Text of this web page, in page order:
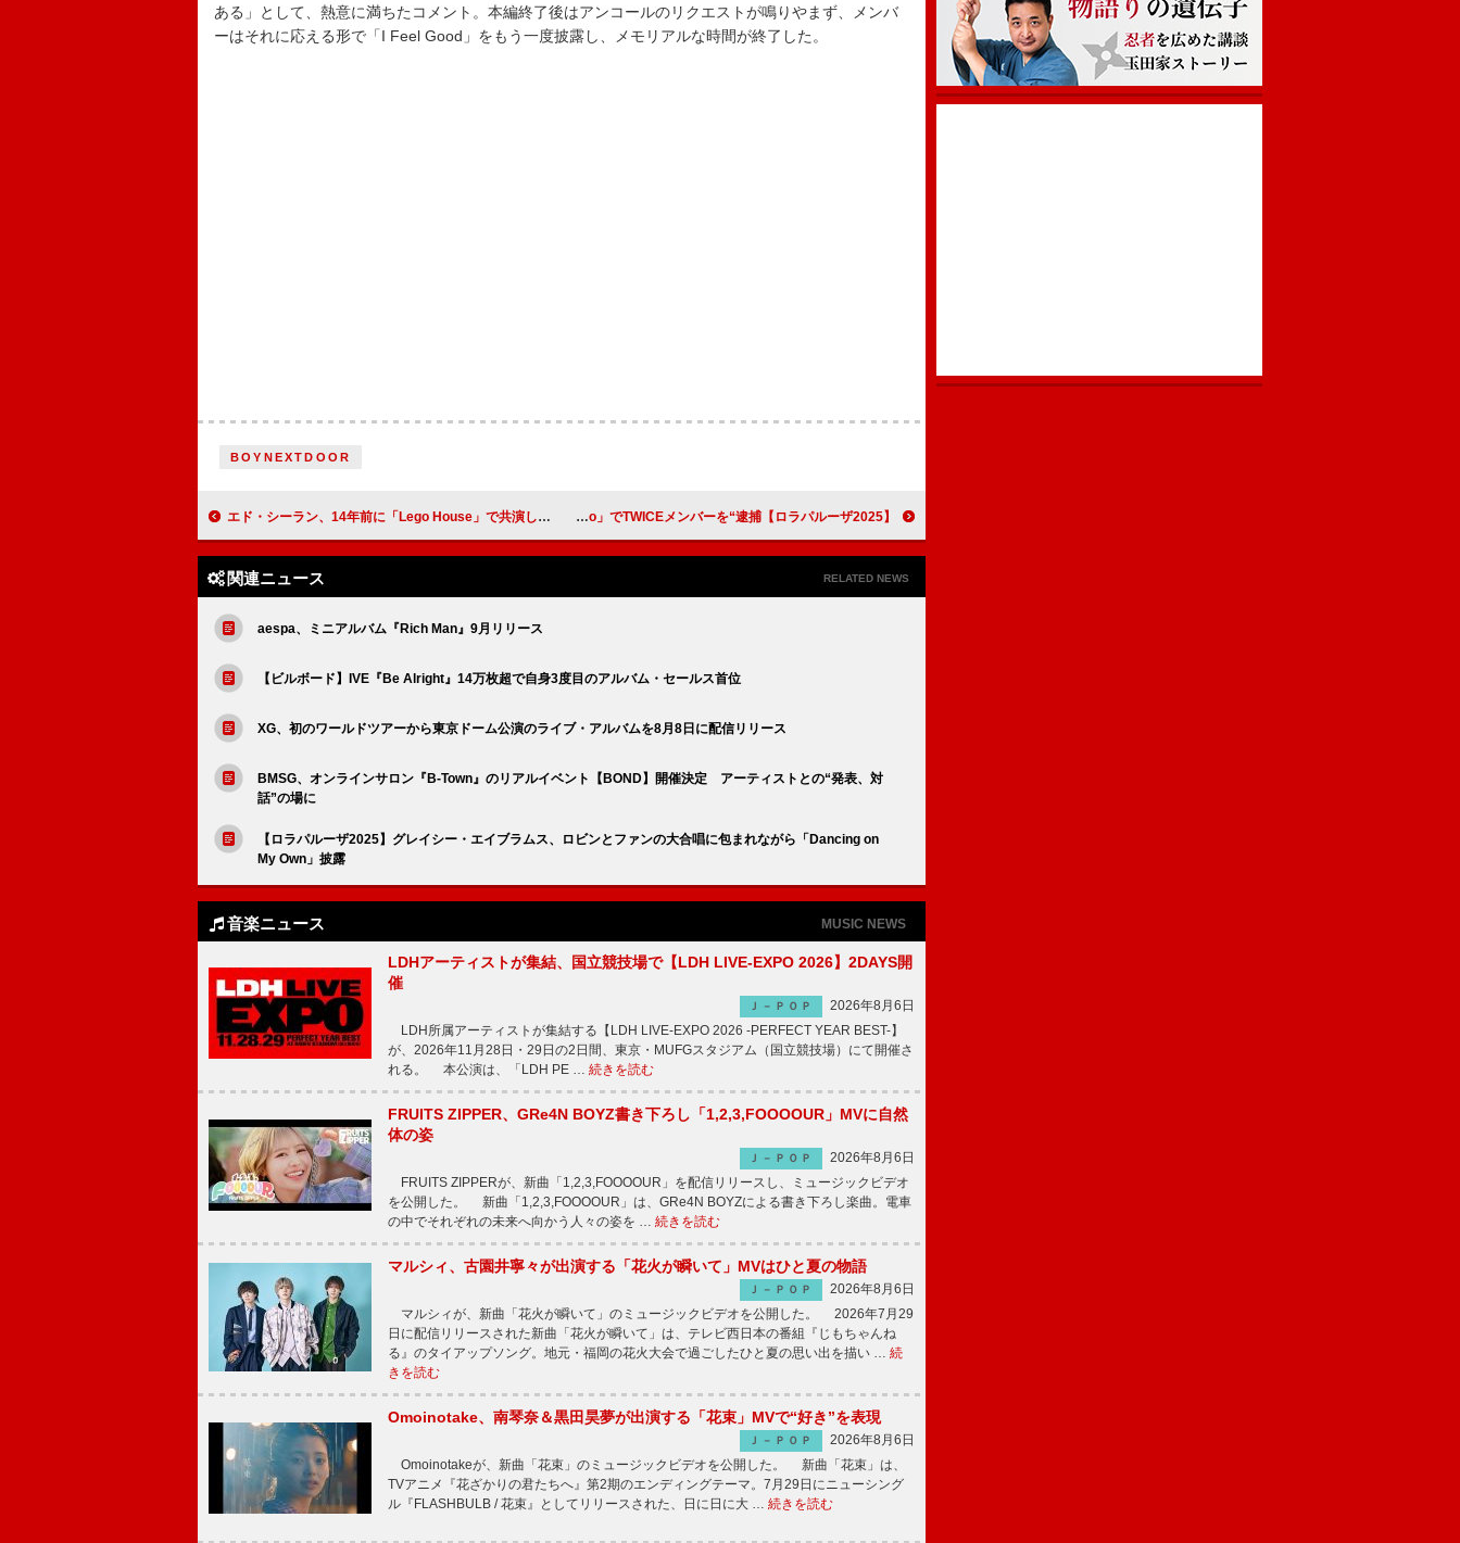
ある」として、熱意に満ちたコメント。本編終了後はアンコールのリクエストが鳴りやまず、メンバ
ーはそれに応える形で「I Feel Good」をもう一度披露し、メモリアルな時間が終了した。
BOYNEXTDOOR
エド・シーラン、14年前に「Lego House」で共演したルパート・グリントと再びMVでタッグ 【ロラパルーザ2025】サブリナ・カーペンター、「Juno」でTWICEメンバーを“逮捕”
関連ニュース RELATED NEWS
aespa、ミニアルバム『Rich Man』9月リリース
【ビルボード】IVE『Be Alright』14万枚超で自身3度目のアルバム・セールス首位
XG、初のワールドツアーから東京ドーム公演のライブ・アルバムを8月8日に配信リリース
BMSG、オンラインサロン『B-Town』のリアルイベント【BOND】開催決定 アーティストとの“発表、対
話”の場に
【ロラパルーザ2025】グレイシー・エイブラムス、ロビンとファンの大合唱に包まれながら「Dancing on
My Own」披露
音楽ニュース MUSIC NEWS
LDHアーティストが集結、国立競技場で【LDH LIVE-EXPO 2026】2DAYS開
催
Ｊ－ＰＯＰ
2026年8月6日
LDH所属アーティストが集結する【LDH LIVE-EXPO 2026 -PERFECT YEAR BEST-】
が、2026年11月28日・29日の2日間、東京・MUFGスタジアム（国立競技場）にて開催さ
れる。 本公演は、「LDH PE … 続きを読む
FRUITS ZIPPER、GRe4N BOYZ書き下ろし「1,2,3,FOOOOUR」MVに自然
体の姿
Ｊ－ＰＯＰ
2026年8月6日
FRUITS ZIPPERが、新曲「1,2,3,FOOOOUR」を配信リリースし、ミュージックビデオ
を公開した。 新曲「1,2,3,FOOOOUR」は、GRe4N BOYZによる書き下ろし楽曲。電車
の中でそれぞれの未来へ向かう人々の姿を … 続きを読む
マルシィ、古園井寧々が出演する「花火が瞬いて」MVはひと夏の物語
Ｊ－ＰＯＰ
2026年8月6日
マルシィが、新曲「花火が瞬いて」のミュージックビデオを公開した。 2026年7月29
日に配信リリースされた新曲「花火が瞬いて」は、テレビ西日本の番組『じもちゃんね
る』のタイアップソング。地元・福岡の花火大会で過ごしたひと夏の思い出を描い … 続
きを読む
Omoinotake、南琴奈＆黒田昊夢が出演する「花束」MVで“好き”を表現
Ｊ－ＰＯＰ
2026年8月6日
Omoinotakeが、新曲「花束」のミュージックビデオを公開した。 新曲「花束」は、
TVアニメ『花ざかりの君たちへ』第2期のエンディングテーマ。7月29日にニューシング
ル『FLASHBULB / 花束』としてリリースされた、日に日に大 … 続きを読む